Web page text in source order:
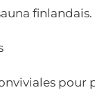
finlandais.
pour